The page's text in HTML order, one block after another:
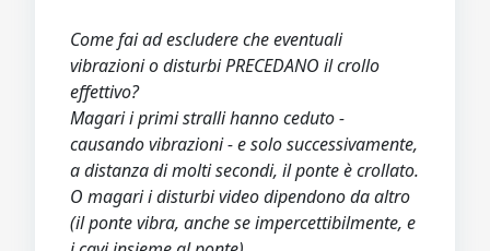
Come fai ad escludere che eventuali
vibrazioni o disturbi PRECEDANO il crollo
effettivo?
Magari i primi stralli hanno ceduto -
causando vibrazioni - e solo successivamente,
a distanza di molti secondi, il ponte è crollato.
O magari i disturbi video dipendono da altro
(il ponte vibra, anche se impercettibilmente, e